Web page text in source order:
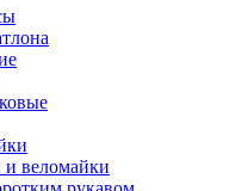
веломайки